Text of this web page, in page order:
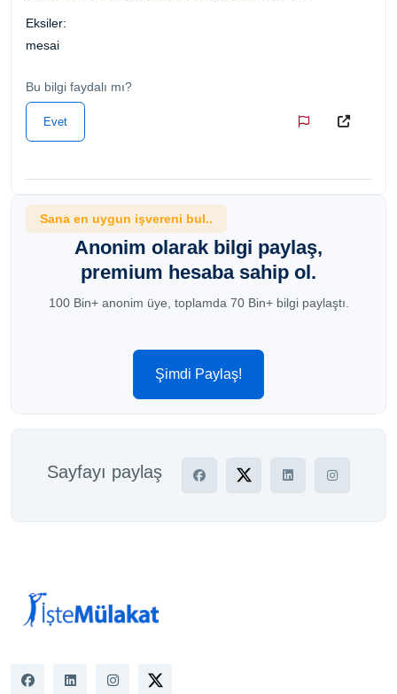
Eksiler:
mesai
Bu bilgi faydalı mı?
Evet
Sana en uygun işvereni bul..
Anonim olarak bilgi paylaş,
premium hesaba sahip ol.
100 Bin+ anonim üye, toplamda 70 Bin+ bilgi paylaştı.
Şimdi Paylaş!
Sayfayı paylaş